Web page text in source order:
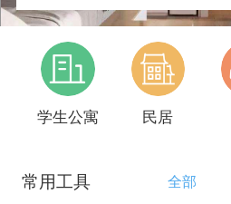
学生公寓 民居
常用工具 全部